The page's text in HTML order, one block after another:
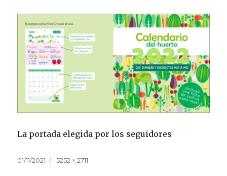
La portada elegida por los seguidores
Publicado
01/11/2021
Tamaño
5252 × 2711